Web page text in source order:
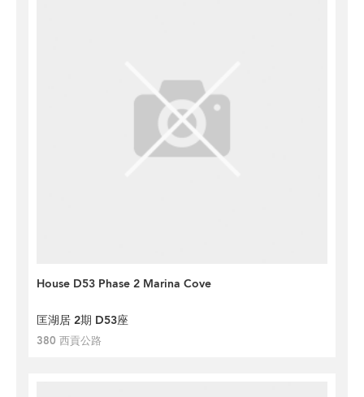
House D53 Phase 2 Marina Cove
匡湖居 2期 D53座
380 西貢公路